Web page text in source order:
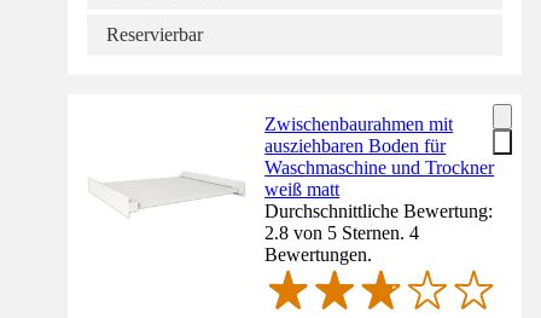
Reservierbar
Zwischenbaurahmen mit
ausziehbaren Boden für
Waschmaschine und Trockner
weiß matt
Durchschnittliche Bewertung:
2.8 von 5 Sternen. 4
Bewertungen.